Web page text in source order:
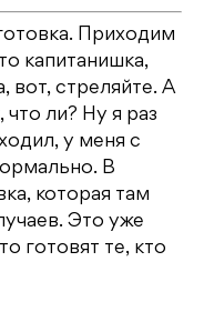
Приходим
капитанишка,
вот, стреляйте. А
ли? Ну я раз
у меня с
В
которая там
Это уже
готовят те, кто